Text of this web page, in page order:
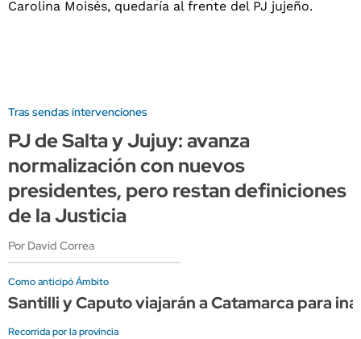
Tras sendas intervenciones
PJ de Salta y Jujuy: avanza
normalización con nuevos
presidentes, pero restan definiciones
de la Justicia
Por David Correa
Como anticipó Ámbito
Santilli y Caputo viajarán a Catamarca para
Recorrida por la provincia